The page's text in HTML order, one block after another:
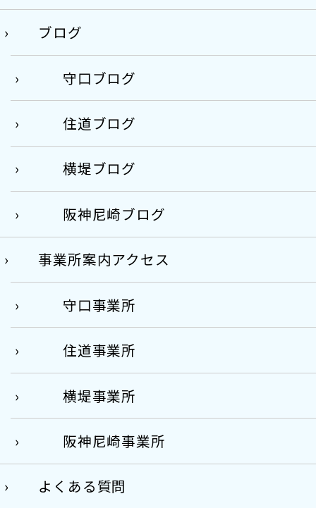
ブログ
守口ブログ
住道ブログ
横堤ブログ
阪神尼崎ブログ
事業所案内アクセス
守口事業所
住道事業所
横堤事業所
阪神尼崎事業所
よくある質問